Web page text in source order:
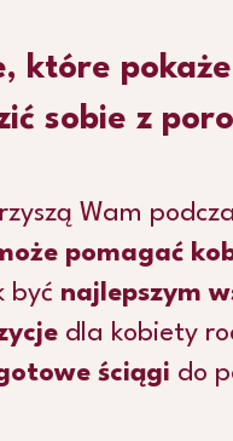
które
sobie z
Wam
pomagać
być najlepszym
dla kobiety
ściągi do